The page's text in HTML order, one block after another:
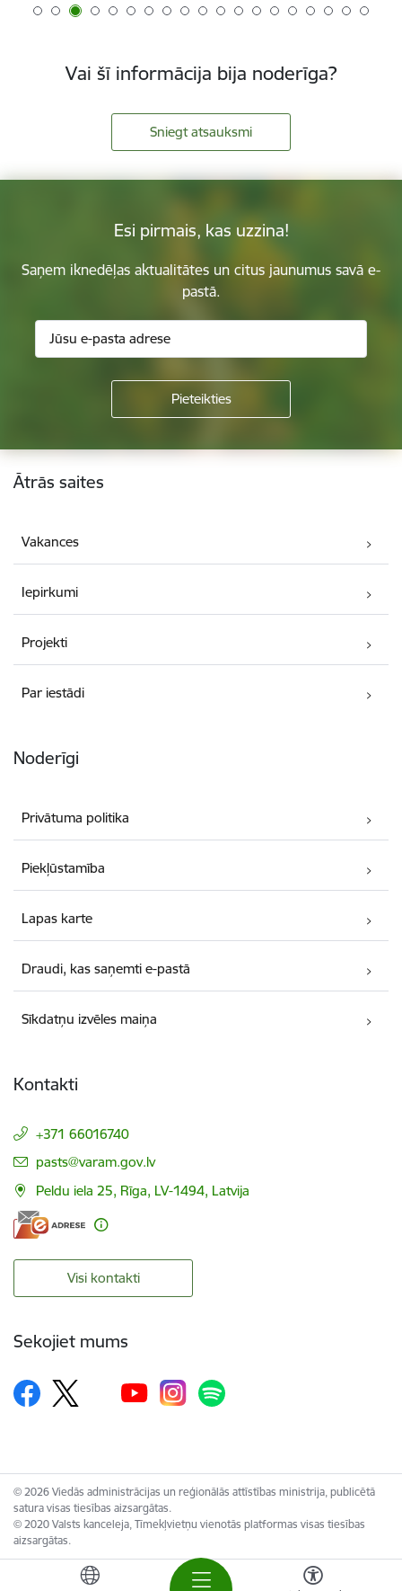
Vai šī informācija bija noderīga?
Sniegt atsauksmi
Esi pirmais, kas uzzina!
Saņem iknedēļas aktualitātes un citus jaunumus savā e-
pastā.
Kājene
Ātrās saites
Vakances
Iepirkumi
Projekti
Par iestādi
Noderīgi
Privātuma politika
Piekļūstamība
Lapas karte
Draudi, kas saņemti e-pastā
Sīkdatņu izvēles maiņa
Kontakti
+371 66016740
E-pasts:
pasts@varam.gov.lv
Peldu iela 25, Rīga, LV-1494, Latvija
Visi kontakti
Sekojiet mums
© 2026 Viedās administrācijas un reģionālās attīstības ministrija, publicētā
satura visas tiesības aizsargātas.
© 2020 Valsts kanceleja, Tīmekļvietņu vienotās platformas visas tiesības
aizsargātas.